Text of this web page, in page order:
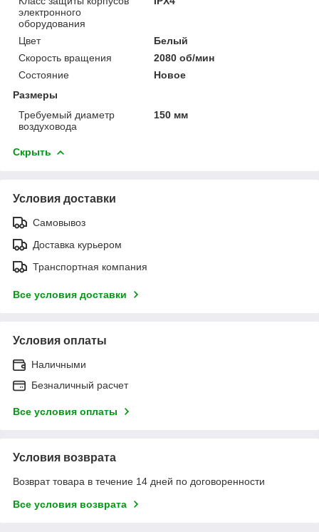
электронного
оборудования
Цвет
Белый
Скорость вращения
2080 об/мин
Состояние
Новое
Размеры
Требуемый диаметр
воздуховода
150 мм
Скрыть
Условия доставки
Самовывоз
Доставка курьером
Транспортная компания
Все условия доставки
Условия оплаты
Наличными
Безналичный расчет
Все условия оплаты
Условия возврата
Возврат товара в течение 14 дней по договоренности
Все условия возврата